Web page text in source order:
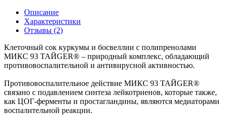
Описание
Характеристики
Отзывы (2)
Клеточный сок куркумы и босвеллии с полипренолами
МИКС 93 ТАЙGER® – природный комплекс, обладающий
противовоспалительной и антивирусной активностью.
Противовоспалительное действие МИКС 93 ТАЙGER®
связано с подавлением синтеза лейкотриенов, которые также,
как ЦОГ-ферменты и простагландины, являются медиаторами
воспалительной реакции.